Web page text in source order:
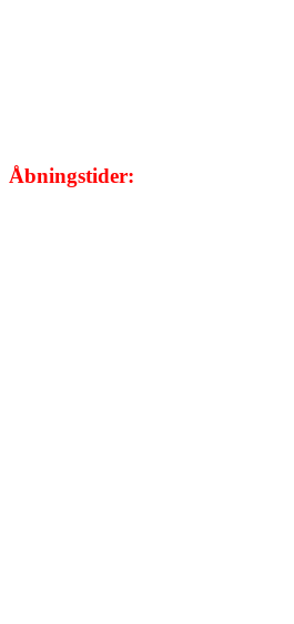
Åbningstider: